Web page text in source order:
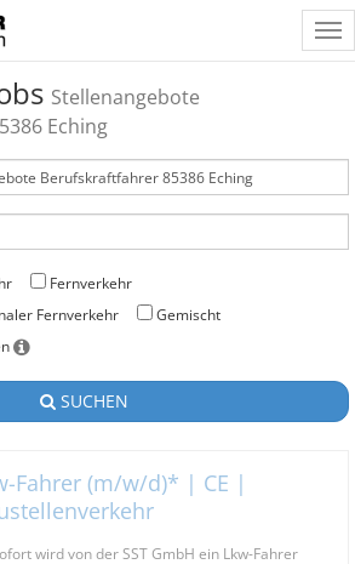
Stellenangebote
Eching
Fernverkehr
Fernverkehr
Gemischt
SUCHEN
Fahrer (m/w/d)* | CE |
wird von der SST GmbH ein Lkw-Fahrer